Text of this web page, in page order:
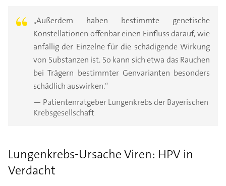
„Außerdem haben bestimmte genetische
Konstellationen offenbar einen Einfluss darauf, wie
anfällig der Einzelne für die schädigende Wirkung
von Substanzen ist. So kann sich etwa das Rauchen
bei Trägern bestimmter Genvarianten besonders
schädlich auswirken.“
— Patientenratgeber Lungenkrebs der Bayerischen
Krebsgesellschaft
Lungenkrebs-Ursache Viren: HPV in
Verdacht